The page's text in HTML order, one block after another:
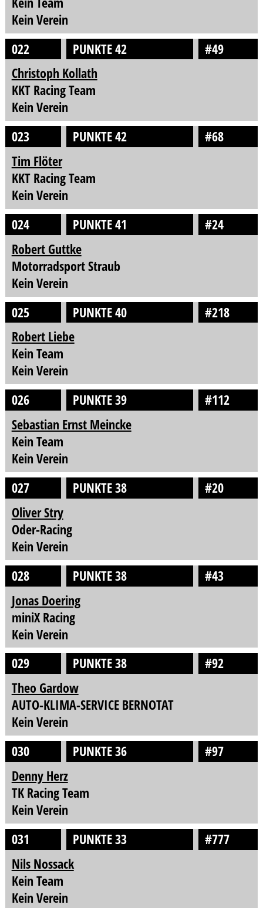
Kein Verein
022
PUNKTE 42
#49
Christoph Kollath
KKT Racing Team
Kein Verein
023
PUNKTE 42
#68
Tim Flöter
KKT Racing Team
Kein Verein
024
PUNKTE 41
#24
Robert Guttke
Motorradsport Straub
Kein Verein
025
PUNKTE 40
#218
Robert Liebe
Kein Team
Kein Verein
026
PUNKTE 39
#112
Sebastian Ernst Meincke
Kein Team
Kein Verein
027
PUNKTE 38
#20
Oliver Stry
Oder-Racing
Kein Verein
028
PUNKTE 38
#43
Jonas Doering
miniX Racing
Kein Verein
029
PUNKTE 38
#92
Theo Gardow
AUTO-KLIMA-SERVICE BERNOTAT
Kein Verein
030
PUNKTE 36
#97
Denny Herz
TK Racing Team
Kein Verein
031
PUNKTE 33
#777
Nils Nossack
Kein Team
Kein Verein